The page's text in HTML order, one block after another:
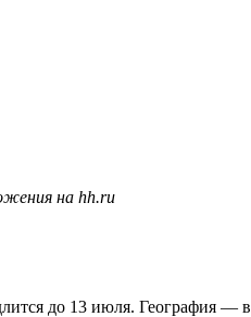
на hh.ru
до 13 июля. География